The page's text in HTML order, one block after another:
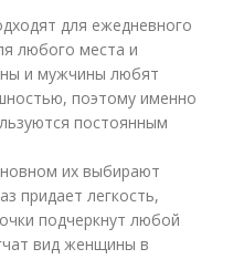
для ежедневного
любого места и
и мужчины любят
поэтому именно
постоянным
их выбирают
придает легкость,
подчеркнут любой
вид женщины в